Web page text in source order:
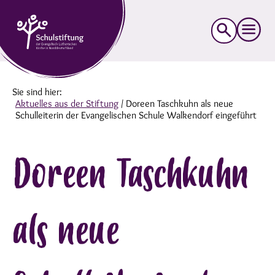
Suche
nach:
Sie sind hier:
Aktuelles aus der Stiftung / Doreen Taschkuhn als neue
Schulleiterin der Evangelischen Schule Walkendorf eingeführt
Doreen Taschkuhn
als neue